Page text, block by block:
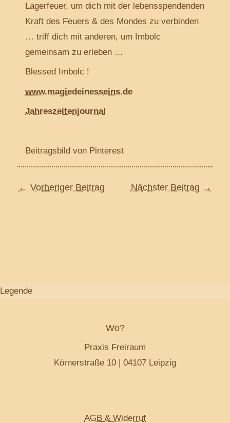
Lagerfeuer, um dich mit der lebensspendenden
Kraft des Feuers & des Mondes zu verbinden
… triff dich mit anderen, um Imbolc
gemeinsam zu erleben …
Blessed Imbolc !
www.magiedeinesseins.de
Jahreszeitenjournal
Beitragsbild von Pinterest
← Vorheriger Beitrag Nächster Beitrag →
Legende
Wo?
Praxis Freiraum
Körnerstraße 10 | 04107 Leipzig
AGB & Widerruf